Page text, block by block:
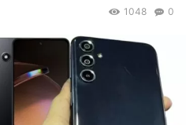
0
1048